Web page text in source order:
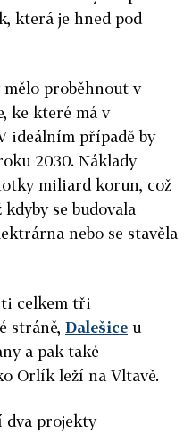
která je hned pod
proběhnout v
, ke které má v
ideálním případě by
2030. Náklady
miliard korun, což
se budovala
nebo se stavěla
celkem tři
stráně, Dalešice u
a pak také
Orlík leží na Vltavě.
dva projekty